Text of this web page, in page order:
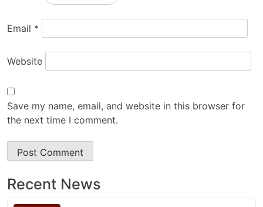
Email *
Website
Save my name, email, and website in this browser for
the next time I comment.
Recent News